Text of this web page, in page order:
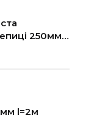
250мм
l=2м